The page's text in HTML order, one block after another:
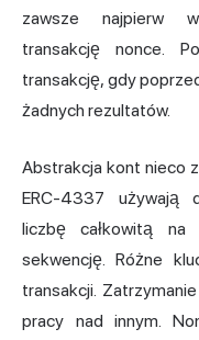
zawsze najpierw
transakcję nonce.
transakcję, gdy
żadnych rezultatów.
Abstrakcja kont nieco
ERC-4337 używają
liczbę całkowitą
sekwencję. Różne
transakcji.
pracy nad innym.